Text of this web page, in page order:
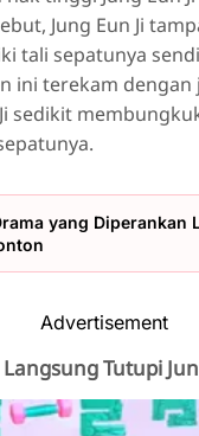
Jung Eun Ji
tali sepatunya
ini terekam dengan
sedikit
yang Diperankan
Advertisement
Tutupi